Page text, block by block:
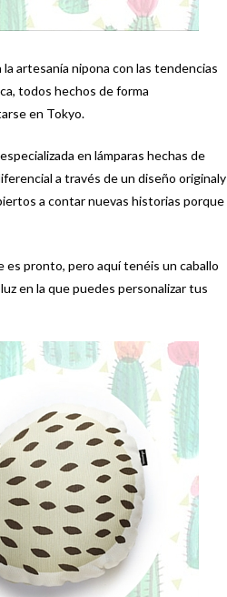
artesanía nipona con las tendencias
todos hechos de forma
en Tokyo.
en lámparas hechas de
a través de un diseño originaly
a contar nuevas historias porque
es pronto, pero aquí tenéis un caballo
en la que puedes personalizar tus